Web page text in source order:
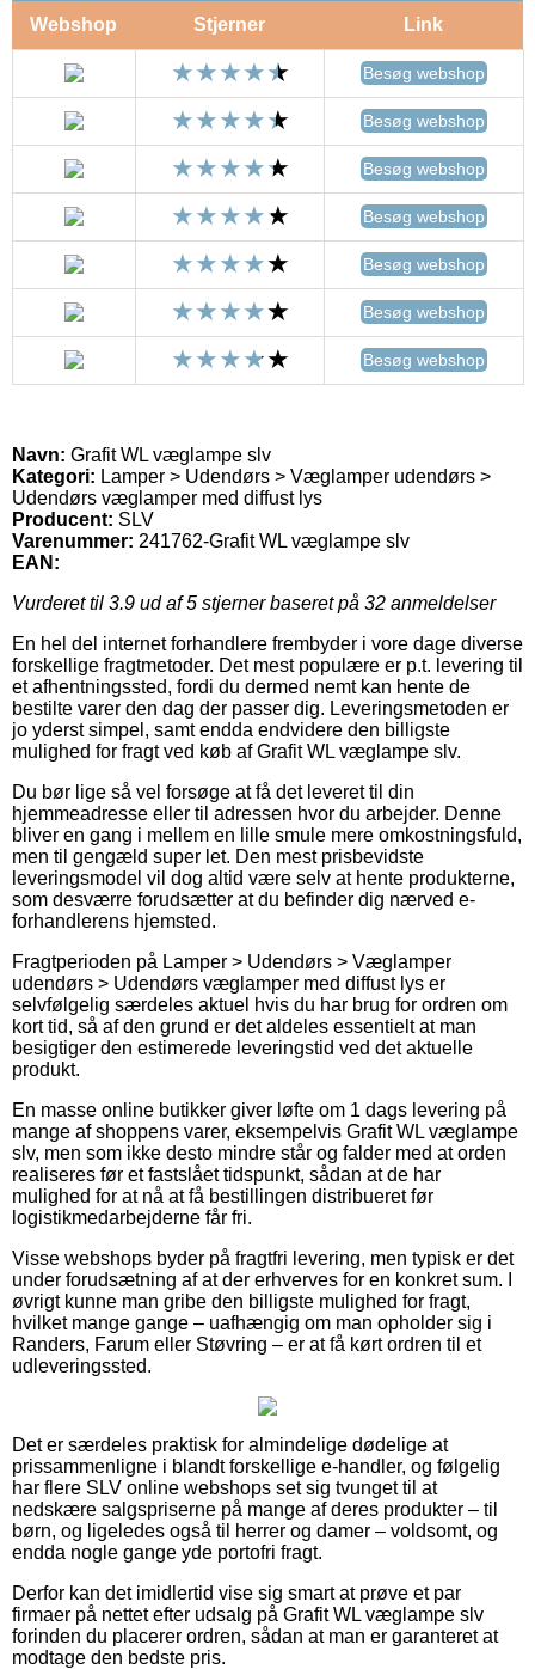
Webshop Stjerner Link
Besøg webshop
Besøg webshop
Besøg webshop
Besøg webshop
Besøg webshop
Besøg webshop
Besøg webshop
Navn: Grafit WL væglampe slv
Kategori: Lamper > Udendørs > Væglamper udendørs >
Udendørs væglamper med diffust lys
Producent: SLV
Varenummer: 241762-Grafit WL væglampe slv
EAN:
Vurderet til 3.9 ud af 5 stjerner baseret på 32 anmeldelser
En hel del internet forhandlere frembyder i vore dage diverse
forskellige fragtmetoder. Det mest populære er p.t. levering til
et afhentningssted, fordi du dermed nemt kan hente de
bestilte varer den dag der passer dig. Leveringsmetoden er
jo yderst simpel, samt endda endvidere den billigste
mulighed for fragt ved køb af Grafit WL væglampe slv.
Du bør lige så vel forsøge at få det leveret til din
hjemmeadresse eller til adressen hvor du arbejder. Denne
bliver en gang i mellem en lille smule mere omkostningsfuld,
men til gengæld super let. Den mest prisbevidste
leveringsmodel vil dog altid være selv at hente produkterne,
som desværre forudsætter at du befinder dig nærved e-
forhandlerens hjemsted.
Fragtperioden på Lamper > Udendørs > Væglamper
udendørs > Udendørs væglamper med diffust lys er
selvfølgelig særdeles aktuel hvis du har brug for ordren om
kort tid, så af den grund er det aldeles essentielt at man
besigtiger den estimerede leveringstid ved det aktuelle
produkt.
En masse online butikker giver løfte om 1 dags levering på
mange af shoppens varer, eksempelvis Grafit WL væglampe
slv, men som ikke desto mindre står og falder med at orden
realiseres før et fastslået tidspunkt, sådan at de har
mulighed for at nå at få bestillingen distribueret før
logistikmedarbejderne får fri.
Visse webshops byder på fragtfri levering, men typisk er det
under forudsætning af at der erhverves for en konkret sum. I
øvrigt kunne man gribe den billigste mulighed for fragt,
hvilket mange gange – uafhængig om man opholder sig i
Randers, Farum eller Støvring – er at få kørt ordren til et
udleveringssted.
Det er særdeles praktisk for almindelige dødelige at
prissammenligne i blandt forskellige e-handler, og følgelig
har flere SLV online webshops set sig tvunget til at
nedskære salgspriserne på mange af deres produkter – til
børn, og ligeledes også til herrer og damer – voldsomt, og
endda nogle gange yde portofri fragt.
Derfor kan det imidlertid vise sig smart at prøve et par
firmaer på nettet efter udsalg på Grafit WL væglampe slv
forinden du placerer ordren, sådan at man er garanteret at
modtage den bedste pris.